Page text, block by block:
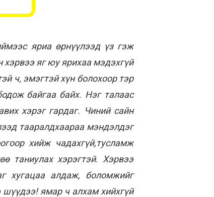
яриа өрнүүлээд үз гэж
яг юу ярихаа мэдэхгүй
ч, эмэгтэй хүн болохоор тэр
байгаа байх. Нэг талаас
хэрэг гардаг. Чиний сайн
тааралдхаараа мэндэлдэг
хийж чадахгүй,тусламж
таниулах хэрэгтэй. Хэрвээ
хугацаа алдаж, боломжийг
ямар ч алхам хийхгүй